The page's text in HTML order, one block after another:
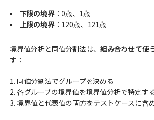
下限の境界：0歳、1歳
上限の境界：120歳、121歳
境界値分析と同値分割法は、 組み合わせて使
す：
同値分割法でグループを決める
各グループの境界値を境界値分析で特定する
境界値と代表値の両方をテストケースに含